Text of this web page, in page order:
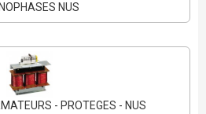
NUS
- PROTEGES - NUS